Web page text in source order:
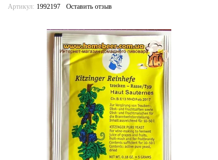
Артикул: 1992197 Оставить отзыв